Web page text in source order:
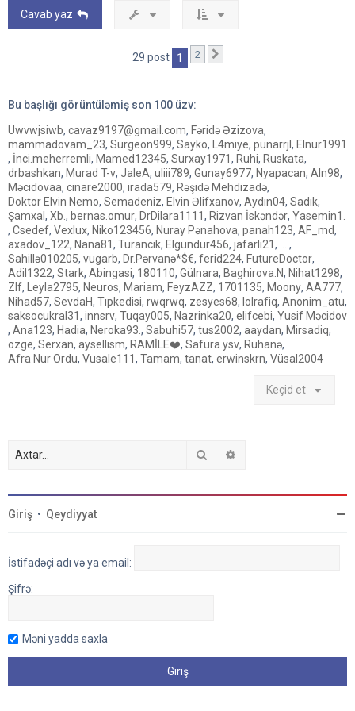
Cavab yaz
29 post 1 2
Bu başlığı görüntüləmiş son 100 üzv:
Uwvwjsiwb, cavaz9197@gmail.com, Fəridə Əzizova,
mammadovam_23, Surgeon999, Sayko, L4miye, punarrjl, Elnur1991
, İnci.meherremli, Mamed12345, Surxay1971, Ruhi, Ruskata,
drbashkan, Murad T-v, JaleA, uliii789, Gunay6977, Nyapacan, Aln98,
Məcidovaa, cinare2000, irada579, Rəşidə Mehdizadə,
Doktor Elvin Nemo, Semadeniz, Elvin Əlifxanov, Aydın04, Sadık,
Şamxal, Xb. , bernas.omur, DrDilara1111, Rizvan İskəndər, Yasemin1.
, Csedef, Vexlux, Niko123456, Nuray Pənahova, panah123, AF_md,
axadov_122, Nana81, Turancik, Elgundur456, jafarli21,
,
Sahillə010205, vugarb, Dr.Pərvanə*$€, ferid224, FutureDoctor,
Adil1322, Stark, Abingasi, 180110, Gülnara, Baghirova.N, Nihat1298,
Zlf, Leyla2795, Neuros, Mariam, FeyzAZZ, 1701135, Moony, AA777,
Nihad57, SevdaH, Tıpkedisi, rwqrwq, zesyes68, lolrafiq, Anonim_atu,
saksocukral31, innsrv, Tuqay005, Nazrinka20, elifcebi, Yusif Məcidov
, Ana123, Hadia, Neroka93. , Sabuhi57, tus2002, aaydan, Mirsadiq,
ozge, Serxan, aysellism, RAMİLE❤️, Safura.ysv, Ruhanə,
Afra Nur Ordu, Vusale111, Tamam, tanat, erwinskrn, Vüsal2004
Keçid et
Axtar
Giriş • Qeydiyyat
İstifadəçi adı və ya email:
Şifrə:
Məni yadda saxla